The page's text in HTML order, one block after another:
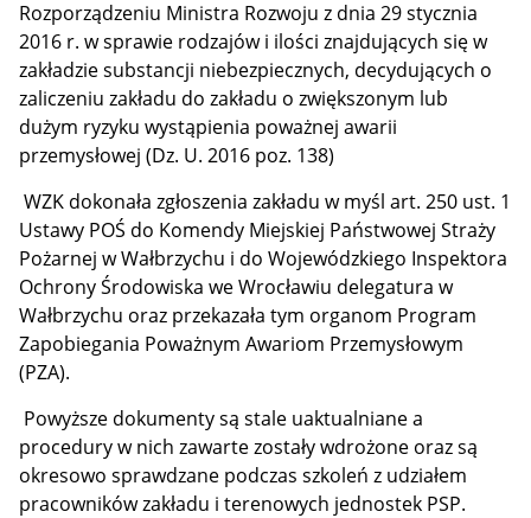
Rozporządzeniu Ministra Rozwoju z dnia 29 stycznia
2016 r. w sprawie rodzajów i ilości znajdujących się w
zakładzie substancji niebezpiecznych, decydujących o
zaliczeniu zakładu do zakładu o zwiększonym lub
dużym ryzyku wystąpienia poważnej awarii
przemysłowej (Dz. U. 2016 poz. 138)
WZK dokonała zgłoszenia zakładu w myśl art. 250 ust. 1
Ustawy POŚ do Komendy Miejskiej Państwowej Straży
Pożarnej w Wałbrzychu i do Wojewódzkiego Inspektora
Ochrony Środowiska we Wrocławiu delegatura w
Wałbrzychu oraz przekazała tym organom Program
Zapobiegania Poważnym Awariom Przemysłowym
(PZA).
Powyższe dokumenty są stale uaktualniane a
procedury w nich zawarte zostały wdrożone oraz są
okresowo sprawdzane podczas szkoleń z udziałem
pracowników zakładu i terenowych jednostek PSP.